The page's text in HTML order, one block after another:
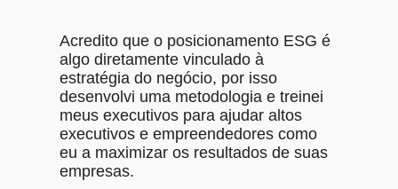
Acredito que o posicionamento ESG é
algo diretamente vinculado à
estratégia do negócio, por isso
desenvolvi uma metodologia e treinei
meus executivos para ajudar altos
executivos e empreendedores como
eu a maximizar os resultados de suas
empresas.